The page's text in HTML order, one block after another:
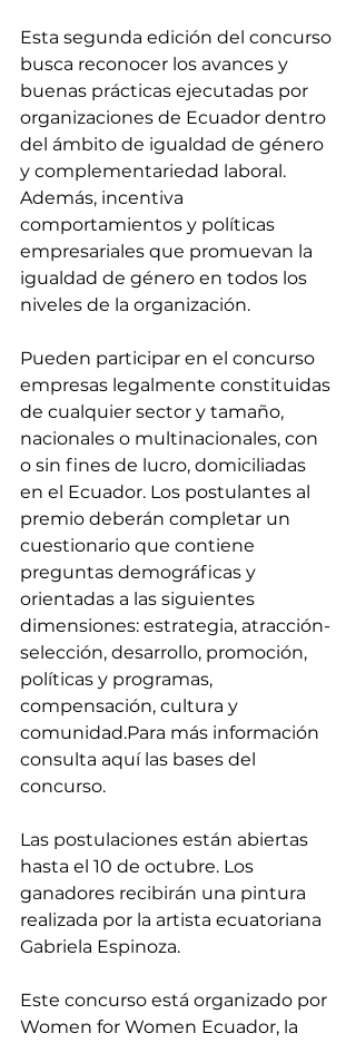
Esta segunda edición del concurso
busca reconocer los avances y
buenas prácticas ejecutadas por
organizaciones de Ecuador dentro
del ámbito de igualdad de género
y complementariedad laboral.
Además, incentiva
comportamientos y políticas
empresariales que promuevan la
igualdad de género en todos los
niveles de la organización.
Pueden participar en el concurso
empresas legalmente constituidas
de cualquier sector y tamaño,
nacionales o multinacionales, con
o sin fines de lucro, domiciliadas
en el Ecuador. Los postulantes al
premio deberán completar un
cuestionario que contiene
preguntas demográficas y
orientadas a las siguientes
dimensiones: estrategia, atracción-
selección, desarrollo, promoción,
políticas y programas,
compensación, cultura y
comunidad.Para más información
consulta aquí las bases del
concurso.
Las postulaciones están abiertas
hasta el 10 de octubre. Los
ganadores recibirán una pintura
realizada por la artista ecuatoriana
Gabriela Espinoza.
Este concurso está organizado por
Women for Women Ecuador, la